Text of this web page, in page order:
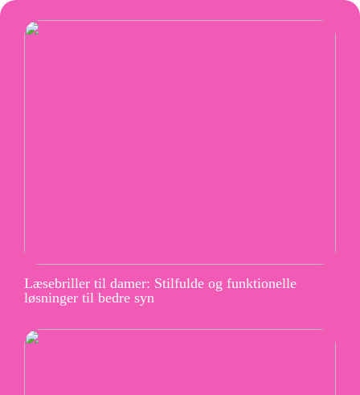
Læsebriller til damer: Stilfulde og funktionelle
løsninger til bedre syn